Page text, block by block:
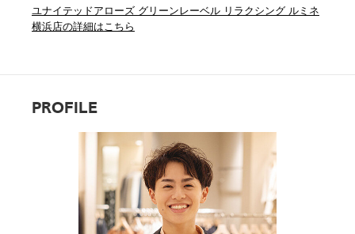
ユナイテッドアローズ グリーンレーベル リラクシング ルミネ
横浜店の詳細はこちら
PROFILE